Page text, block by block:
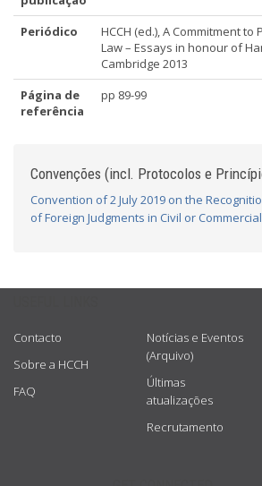
Periódico
HCCH (ed.), A Commitment
Law – Essays in honour of
Cambridge 2013
Página de
referência
pp 89-99
Convenções (incl. Protocolos e
Convention of 2 July 2019 on the
of Foreign Judgments in Civil or
Contacto
Sobre a HCCH
FAQ
Notícias e Eventos
(Arquivo)
Últimas
atualizações
Recrutamento